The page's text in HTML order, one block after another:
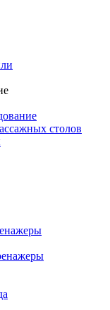
столов